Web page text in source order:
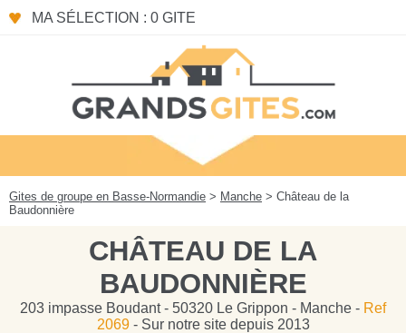
MA SÉLECTION : 0 GITE
Gites de groupe en Basse-Normandie > Manche > Château de la
Baudonnière
CHÂTEAU DE LA
BAUDONNIÈRE
203 impasse Boudant - 50320 Le Grippon - Manche - Ref
2069- Sur notre site depuis 2013
Panneau de gestion des cookies